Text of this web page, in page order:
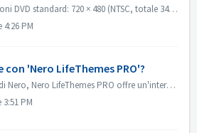
Ci sono due risoluzioni DVD standard: 720 × 480 (NTSC, totale 345.600 pixel) e 720 × 576 (PAL totale 414.720 pixel), entrambe disponibili in formato 4:3 e 1...
4:26 PM
con 'Nero LifeThemes PRO'?
Dalla versione 2019 di Nero, Nero LifeThemes PRO offre un'intera gamma di temi cinematografici di alta qualità, modelli di menu per dischi e musica roya...
PM